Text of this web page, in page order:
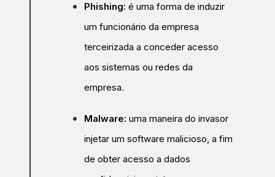
Phishing:é uma forma de induzir
um funcionário da empresa
terceirizada a conceder acesso
aos sistemas ou redes da
empresa.
Malware:uma maneira do invasor
injetar um software malicioso, a fim
de obter acesso a dados